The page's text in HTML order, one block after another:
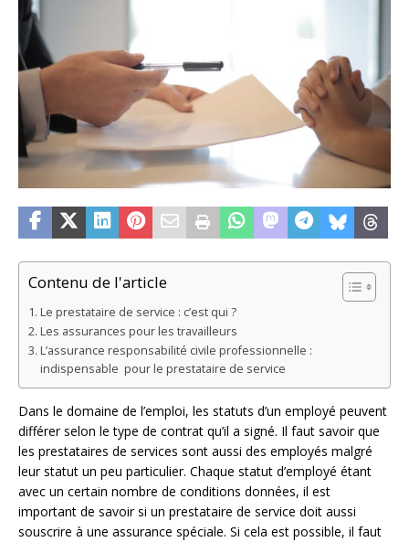
Contenu de l'article
Le prestataire de service : c’est qui ?
Les assurances pour les travailleurs
L’assurance responsabilité civile professionnelle :
indispensable pour le prestataire de service
Dans le domaine de l’emploi, les statuts d’un employé peuvent
différer selon le type de contrat qu’il a signé. Il faut savoir que
les prestataires de services sont aussi des employés malgré
leur statut un peu particulier. Chaque statut d’employé étant
avec un certain nombre de conditions données, il est
important de savoir si un prestataire de service doit aussi
souscrire à une assurance spéciale. Si cela est possible, il faut